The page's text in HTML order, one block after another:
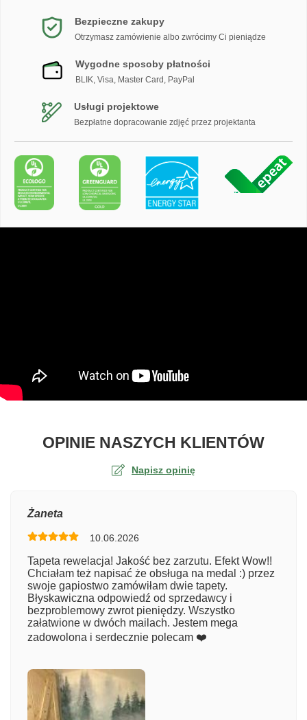
Bezpieczne zakupy
Otrzymasz zamówienie albo zwrócimy Ci pieniądze
Wygodne sposoby płatności
BLIK, Visa, Master Card, PayPal
Usługi projektowe
Bezpłatne dopracowanie zdjęć przez projektanta
OPINIE NASZYCH KLIENTÓWO
Napisz opinię
Numer zamówienia
Imię
Żaneta
10.06.2026
Tapeta rewelacja! Jakość bez zarzutu. Efekt Wow!!
Chciałam też napisać że obsługa na medal :) przez
swoje gapiostwo zamówiłam dwie tapety.
Błyskawiczna odpowiedź od sprzedawcy i
bezproblemowy zwrot pieniędzy. Wszystko
załatwione w dwóch mailach. Jestem mega
zadowolona i serdecznie polecam ❤️